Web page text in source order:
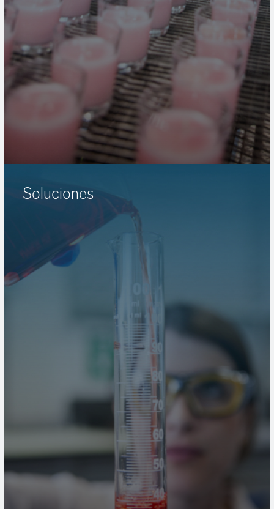
Soluciones